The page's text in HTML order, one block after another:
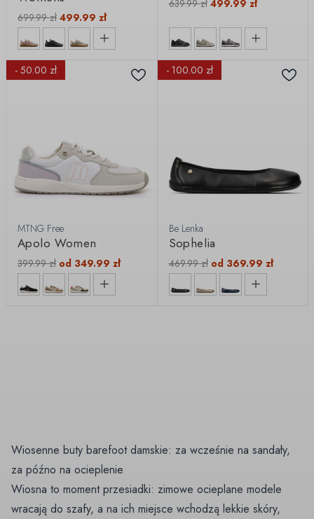
699.99zł 499.99 zł
639.99zł 499.99 zł
- 50.00 zł
MTNG Free
Apolo Women
399.99zł od 349.99 zł
- 100.00 zł
Be Lenka
Sophelia
469.99zł od 369.99 zł
Wiosenne buty barefoot damskie: za wcześnie na sandały,
za późno na ocieplenie
Wiosna to moment przesiadki: zimowe ocieplane modele
wracają do szafy, a na ich miejsce wchodzą lekkie skóry,